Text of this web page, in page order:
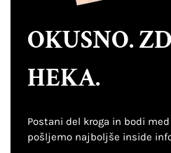
OKUSNO.
HEKA.
Postani del kroga in bodi
pošljemo najboljše inside